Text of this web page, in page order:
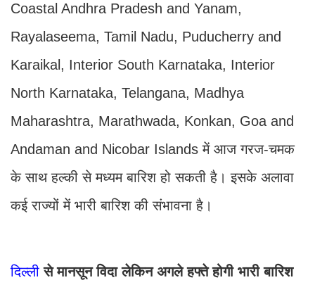
Coastal Andhra Pradesh and Yanam,
Rayalaseema, Tamil Nadu, Puducherry and
Karaikal, Interior South Karnataka, Interior
North Karnataka, Telangana, Madhya
Maharashtra, Marathwada, Konkan, Goa and
Andaman and Nicobar Islands में आज गरज-चमक
के साथ हल्की से मध्यम बारिश हो सकती है। इसके अलावा
कई राज्यों में भारी बारिश की संभावना है।
दिल्ली से मानसून विदा लेकिन अगले हफ्ते होगी भारी बारिश